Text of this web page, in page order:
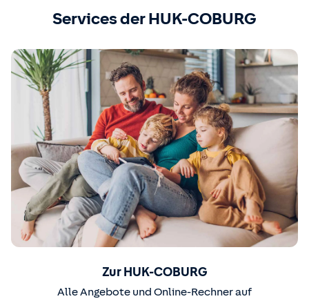
Services der HUK-COBURG
Zur HUK-COBURG
Alle Angebote und Online-Rechner auf